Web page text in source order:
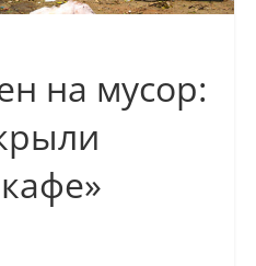
на мусор: